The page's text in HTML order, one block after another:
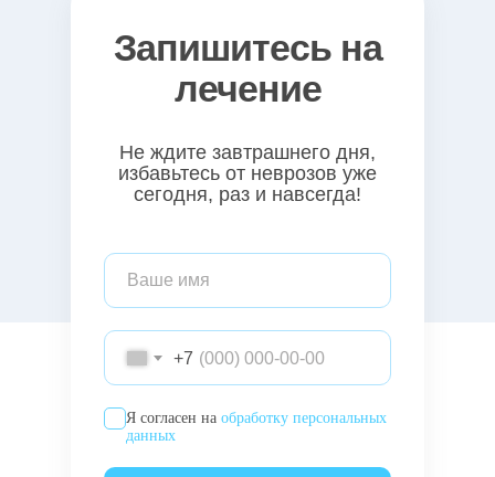
Запишитесь на
лечение
Не ждите завтрашнего дня,
избавьтесь от неврозов уже
сегодня, раз и навсегда!
+7
Я согласен на обработку персональных
данных